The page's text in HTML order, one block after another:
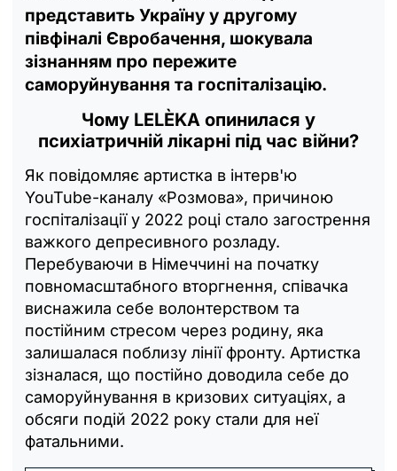
представить Україну у другому
півфіналі Євробачення, шокувала
зізнанням про пережите
саморуйнування та госпіталізацію.
Чому LELÈKA опинилася у
психіатричній лікарні під час війни?
Як повідомляє артистка в інтерв'ю
YouTube-каналу «Розмова», причиною
госпіталізації у 2022 році стало загострення
важкого депресивного розладу.
Перебуваючи в Німеччині на початку
повномасштабного вторгнення, співачка
виснажила себе волонтерством та
постійним стресом через родину, яка
залишалася поблизу лінії фронту. Артистка
зізналася, що постійно доводила себе до
саморуйнування в кризових ситуаціях, а
обсяги подій 2022 року стали для неї
фатальними.